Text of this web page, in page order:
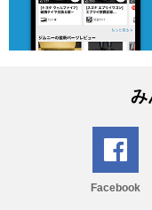
み
Facebook